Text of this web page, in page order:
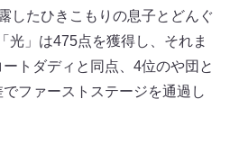
したひきこもりの息子とどんぐ
光」は475点を獲得し、それま
トダディと同点、4位のや団と
ファーストステージを通過し